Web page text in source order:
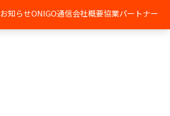
お知らせONIGO通信会社概要協業パートナー